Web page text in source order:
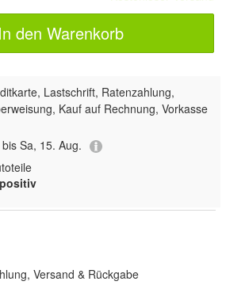
In den Warenkorb
Lastschrift, Ratenzahlung,
Kauf auf Rechnung, Vorkasse
Sa, 15. Aug.
Versand & Rückgabe